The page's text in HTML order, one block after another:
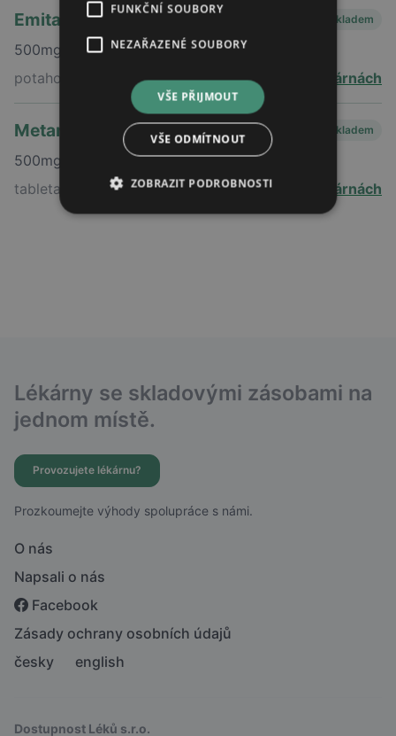
Skladem
Emitazem
potahovaná tableta
500mg
v 19 lékárnách
Skladem
Metamizol teva
tableta
500mg
v 18 lékárnách
Lékárny se skladovými zásobami na
jednom místě.
Provozujete lékárnu?
Prozkoumejte výhody spolupráce s námi.
O nás
Napsali o nás
Facebook
Zásady ochrany osobních údajů
česky
english
Dostupnost Léků s.r.o.
FUNKČNÍ SOUBORY
NEZAŘAZENÉ SOUBORY
VŠE PŘIJMOUT
VŠE ODMÍTNOUT
ZOBRAZIT PODROBNOSTI